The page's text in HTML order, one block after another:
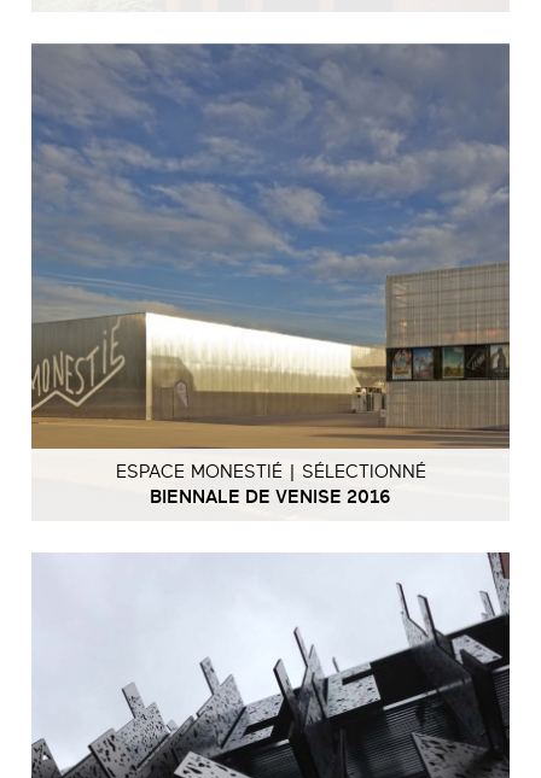
ESPACE MONESTIÉ | SÉLECTIONNÉ
BIENNALE DE VENISE 2016